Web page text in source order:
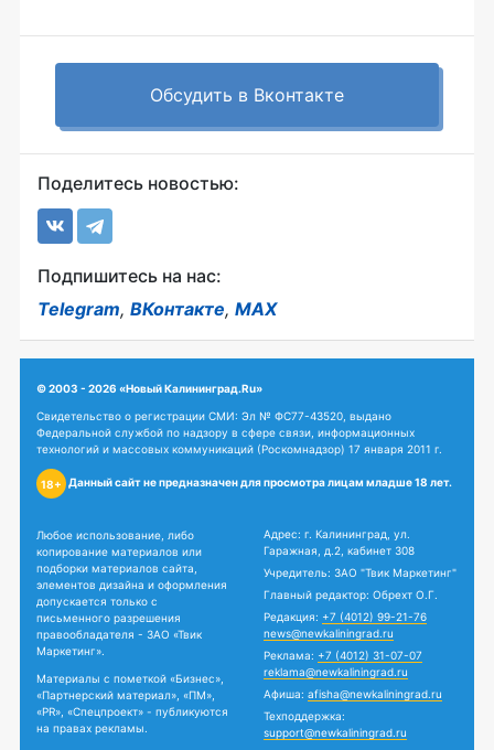
Обсудить в Вконтакте
Поделитесь новостью:
Подпишитесь на нас:
Telegram, ВКонтакте, MAX
© 2003 - 2026 «Новый Калининград.Ru»
Свидетельство о регистрации СМИ: Эл № ФС77-43520, выдано
Федеральной службой по надзору в сфере связи, информационных
технологий и массовых коммуникаций (Роскомнадзор) 17 января 2011 г.
18+ Данный сайт не предназначен для просмотра лицам младше 18 лет.
Любое использование, либо
копирование материалов или
подборки материалов сайта,
элементов дизайна и оформления
допускается только с
письменного разрешения
правообладателя - ЗАО «Твик
Маркетинг».
Материалы с пометкой «Бизнес»,
«Партнерский материал», «ПМ»,
«PR», «Спецпроект» - публикуются
на правах рекламы.
Адрес: г. Калининград, ул.
Гаражная, д.2, кабинет 308
Учредитель: ЗАО "Твик Маркетинг"
Главный редактор: Обрехт О.Г.
Редакция: +7 (4012) 99-21-76
news@newkaliningrad.ru
Реклама: +7 (4012) 31-07-07
reklama@newkaliningrad.ru
Афиша: afisha@newkaliningrad.ru
Техподдержка:
support@newkaliningrad.ru